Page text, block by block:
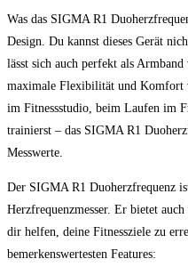
Was das SIGMA R1
Design. Du kannst dieses Gerät
lässt sich auch perfekt als
maximale Flexibilität und Komfort
im Fitnessstudio, beim Laufen im
trainierst – das SIGMA R1
Messwerte.
Der SIGMA R1 Duoherzfrequenz
Herzfrequenzmesser. Er bietet
dir helfen, deine Fitnessziele zu
bemerkenswertesten Features: